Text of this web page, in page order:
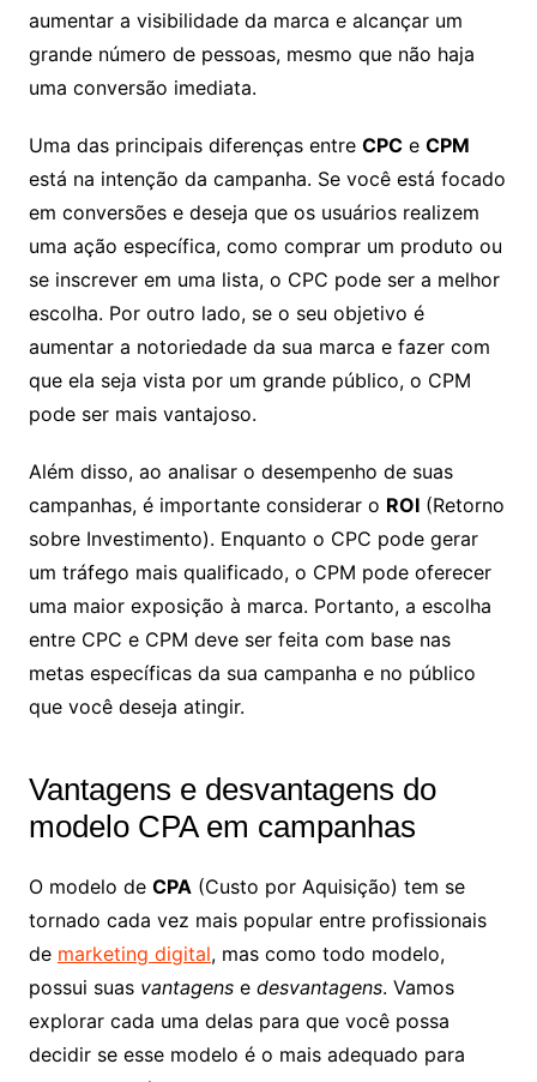
aumentar a visibilidade da marca e alcançar um
grande número de pessoas, mesmo que não haja
uma conversão imediata.
Uma das principais diferenças entre CPCe CPM
está na intenção da campanha. Se você está focado
em conversões e deseja que os usuários realizem
uma ação específica, como comprar um produto ou
se inscrever em uma lista, o CPC pode ser a melhor
escolha. Por outro lado, se o seu objetivo é
aumentar a notoriedade da sua marca e fazer com
que ela seja vista por um grande público, o CPM
pode ser mais vantajoso.
Além disso, ao analisar o desempenho de suas
campanhas, é importante considerar o ROI(Retorno
sobre Investimento). Enquanto o CPC pode gerar
um tráfego mais qualificado, o CPM pode oferecer
uma maior exposição à marca. Portanto, a escolha
entre CPC e CPM deve ser feita com base nas
metas específicas da sua campanha e no público
que você deseja atingir.
Vantagens e desvantagens do
modelo CPA em campanhas
O modelo de CPA (Custo por Aquisição) tem se
tornado cada vez mais popular entre profissionais
de marketing digital, mas como todo modelo,
possui suas vantagense desvantagens. Vamos
explorar cada uma delas para que você possa
decidir se esse modelo é o mais adequado para